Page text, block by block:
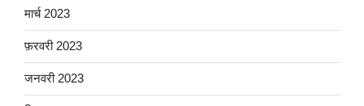
मार्च 2023
फ़रवरी 2023
जनवरी 2023